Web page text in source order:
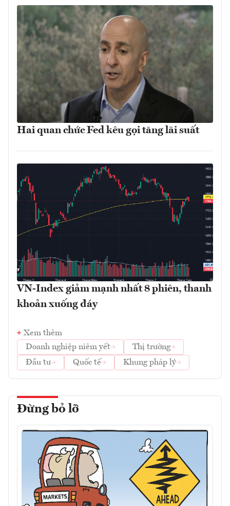
Hai quan chức Fed kêu gọi tăng lãi suất
VN-Index giảm mạnh nhất 8 phiên, thanh
khoản xuống đáy
Xem thêm
Doanh nghiệp niêm yết
Thị trường
Đầu tư
Quốc tế Khung pháp lý
Đừng bỏ lỡ